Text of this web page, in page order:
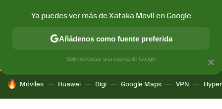
CONECTIVIDAD MÓVIL Y SOCIEDAD APLICACIONES
HOY SE HABLA DE
Móviles Huawei Digi Google Maps VPN
×
Ya puedes ver más de Xataka Movil en Google
Añádenos como fuente preferida
Solo necesitas una cuenta de Google